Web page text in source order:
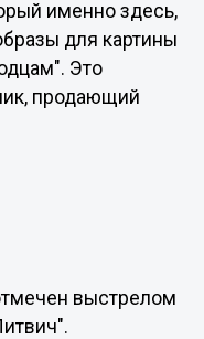
именно здесь,
для картины
Это
продающий
выстрелом